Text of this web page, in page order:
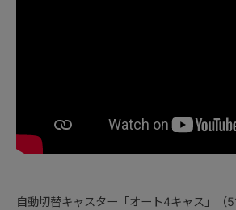
自動切替キャスター「オート4キャス」（